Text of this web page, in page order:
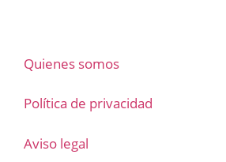
Quienes somos
Política de privacidad
Aviso legal